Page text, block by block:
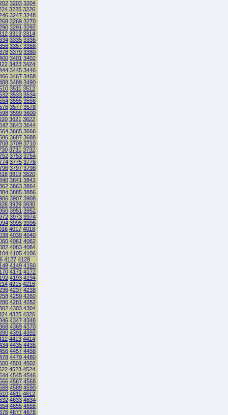
3203 3204
3225 3226
3247 3248
3269 3270
3291 3292
3313 3314
3335 3336
3357 3358
3379 3380
3401 3402
3423 3424
3445 3446
3467 3468
3489 3490
3511 3512
3533 3534
3555 3556
3577 3578
3599 3600
3621 3622
3643 3644
3665 3666
3687 3688
3709 3710
3731 3732
3753 3754
3775 3776
3797 3798
3819 3820
3841 3842
3863 3864
3885 3886
3907 3908
3929 3930
3951 3952
3973 3974
3995 3996
4017 4018
4039 4040
4061 4062
4083 4084
4105 4106
4127 4128
4149 4150
4171 4172
4193 4194
4215 4216
4237 4238
4259 4260
4281 4282
4303 4304
4325 4326
4347 4348
4369 4370
4391 4392
4413 4414
4435 4436
4457 4458
4479 4480
4501 4502
4523 4524
4545 4546
4567 4568
4589 4590
4611 4612
4633 4634
4655 4656
4677 4678